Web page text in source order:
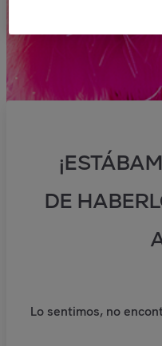
DE
Lo sentimos, no